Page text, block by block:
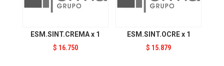
ESM.SINT.CREMA x 1
$ 16.750
ESM.SINT.OCRE x 1
$ 15.879